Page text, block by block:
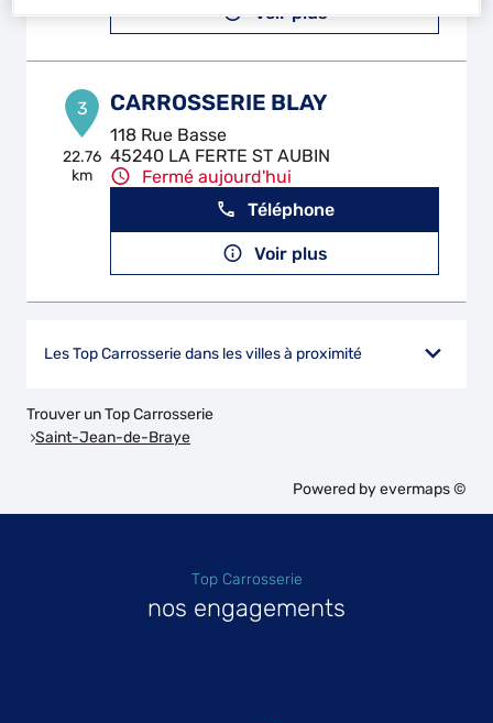
Voir plus
3
22.76
km
CARROSSERIE BLAY
118 Rue Basse
45240 LA FERTE ST AUBIN
Fermé aujourd'hui
Téléphone
Voir plus
Les Top Carrosserie dans les villes à proximité
Trouver un Top Carrosserie
Saint-Jean-de-Braye
Powered byevermaps ©
Top Carrosserie
nos engagements